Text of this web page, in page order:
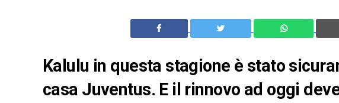
Kalulu in questa stagione è stato
casa Juventus. E il rinnovo ad oggi